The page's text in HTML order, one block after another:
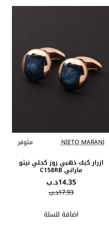
NIETO MARANI
متوفر
ازرار كبك ذهبي روز كحلي نيتو
ماراني C158RB
14.35د.ب
17.93د.ب
اضافة للسلة